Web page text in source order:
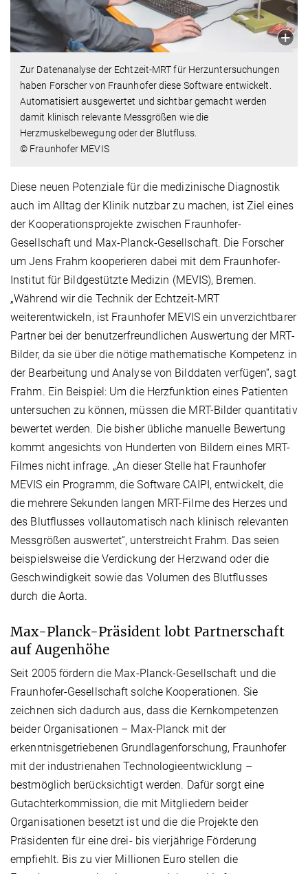
Zur Datenanalyse der Echtzeit-MRT für Herzuntersuchungen
haben Forscher von Fraunhofer diese Software entwickelt.
Automatisiert ausgewertet und sichtbar gemacht werden
damit klinisch relevante Messgrößen wie die
Herzmuskelbewegung oder der Blutfluss.
© Fraunhofer MEVIS
Diese neuen Potenziale für die medizinische Diagnostik
auch im Alltag der Klinik nutzbar zu machen, ist Ziel eines
der Kooperationsprojekte zwischen Fraunhofer-
Gesellschaft und Max-Planck-Gesellschaft. Die Forscher
um Jens Frahm kooperieren dabei mit dem Fraunhofer-
Institut für Bildgestützte Medizin (MEVIS), Bremen.
„Während wir die Technik der Echtzeit-MRT
weiterentwickeln, ist Fraunhofer MEVIS ein unverzichtbarer
Partner bei der benutzerfreundlichen Auswertung der MRT-
Bilder, da sie über die nötige mathematische Kompetenz in
der Bearbeitung und Analyse von Bilddaten verfügen“, sagt
Frahm. Ein Beispiel: Um die Herzfunktion eines Patienten
untersuchen zu können, müssen die MRT-Bilder quantitativ
bewertet werden. Die bisher übliche manuelle Bewertung
kommt angesichts von Hunderten von Bildern eines MRT-
Filmes nicht infrage. „An dieser Stelle hat Fraunhofer
MEVIS ein Programm, die Software CAIPI, entwickelt, die
die mehrere Sekunden langen MRT-Filme des Herzes und
des Blutflusses vollautomatisch nach klinisch relevanten
Messgrößen auswertet“, unterstreicht Frahm. Das seien
beispielsweise die Verdickung der Herzwand oder die
Geschwindigkeit sowie das Volumen des Blutflusses
durch die Aorta.
Max-Planck-Präsident lobt Partnerschaft
auf Augenhöhe
Seit 2005 fördern die Max-Planck-Gesellschaft und die
Fraunhofer-Gesellschaft solche Kooperationen. Sie
zeichnen sich dadurch aus, dass die Kernkompetenzen
beider Organisationen – Max-Planck mit der
erkenntnisgetriebenen Grundlagenforschung, Fraunhofer
mit der industrienahen Technologieentwicklung –
bestmöglich berücksichtigt werden. Dafür sorgt eine
Gutachterkommission, die mit Mitgliedern beider
Organisationen besetzt ist und die die Projekte den
Präsidenten für eine drei- bis vierjährige Förderung
empfiehlt. Bis zu vier Millionen Euro stellen die